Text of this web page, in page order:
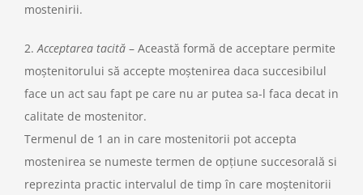
mostenirii.
2.Acceptarea tacită – Această formă de acceptare permite
moștenitorului să accepte moștenirea daca succesibilul
face un act sau fapt pe care nu ar putea sa-l faca decat in
calitate de mostenitor.
Termenul de 1 an in care mostenitorii pot accepta
mostenirea se numeste termen de opțiune succesorală si
reprezinta practic intervalul de timp în care moștenitorii